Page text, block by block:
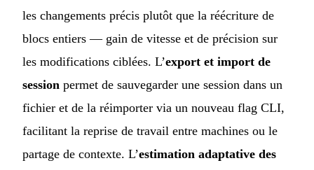
les changements précis plutôt que la réécriture de
blocs entiers — gain de vitesse et de précision sur
les modifications ciblées. L’export et import de
session permet de sauvegarder une session dans un
fichier et de la réimporter via un nouveau flag CLI,
facilitant la reprise de travail entre machines ou le
partage de contexte. L’estimation adaptative des